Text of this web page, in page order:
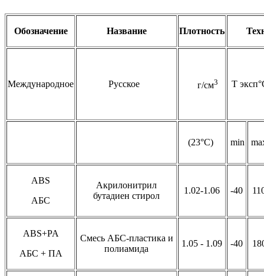
Обозначение Название Плотность
Международное Русское г/см3 Т
(23°С) min
ABS
АБС
Акрилонитрил
бутадиен стирол
1.02-1.06 -40
ABS+PA
АБС + ПА
Смесь АБС-пластика и
полиамида
1.05 - 1.09 -40